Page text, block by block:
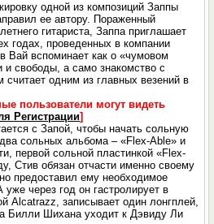
одной из композиций Заппы
ее автору. Пораженный
гитариста, Заппа приглашает
годах, проведенных в компании
Вай вспоминает как о «чумовом
свободы, а само знакомство с
одним из главных везений в
пользователи могут видеть
Регистрации]
с Запой, чтобы начать сольную
сольных альбома – «Flex-Able» и
первой сольной пластинкой «Flex-
Стив обязан отчасти именно своему
предоставил ему необходимое
через год он гастролирует в
Alcatrazz, записывает один лонгплей,
Билли Шихана уходит к Дэвиду Ли